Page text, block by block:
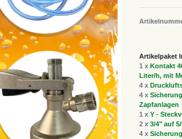
Artikelpaket
1 x Kontakt
Liter/h, mit
4 x
4 x
Zapfanlagen
1 x Y -
2 x 3/4" auf
4 x